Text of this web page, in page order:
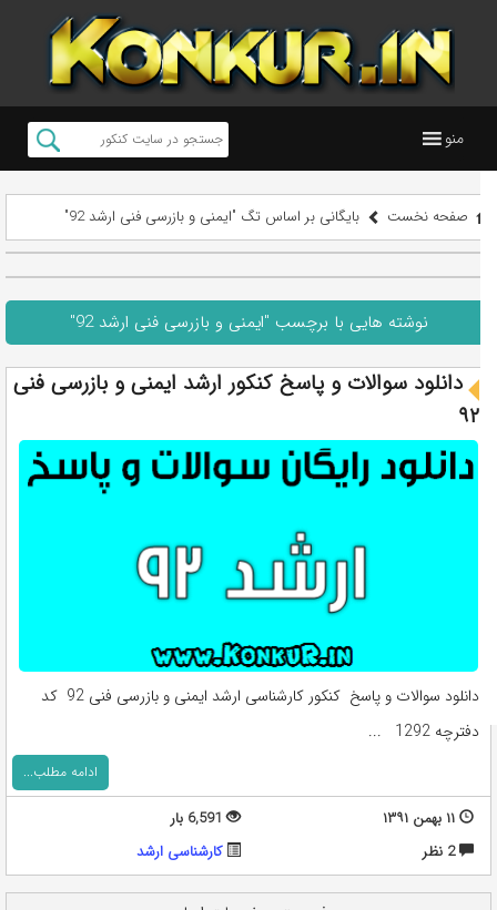
منو
صفحه نخست بایگانی بر اساس تگ "ایمنی و بازرسی فنی ارشد 92"
نوشته هایی با برچسب "ایمنی و بازرسی فنی ارشد 92"
دانلود سوالات و پاسخ کنکور ارشد ایمنی و بازرسی فنی
۹۲
دانلود سوالات و پاسخ کنکور کارشناسی ارشد ایمنی و بازرسی فنی 92 کد
دفترچه 1292 ...
ادامه مطلب...
۱۱ بهمن ۱۳۹۱
6,591 بار
2 نظر
کارشناسی ارشد